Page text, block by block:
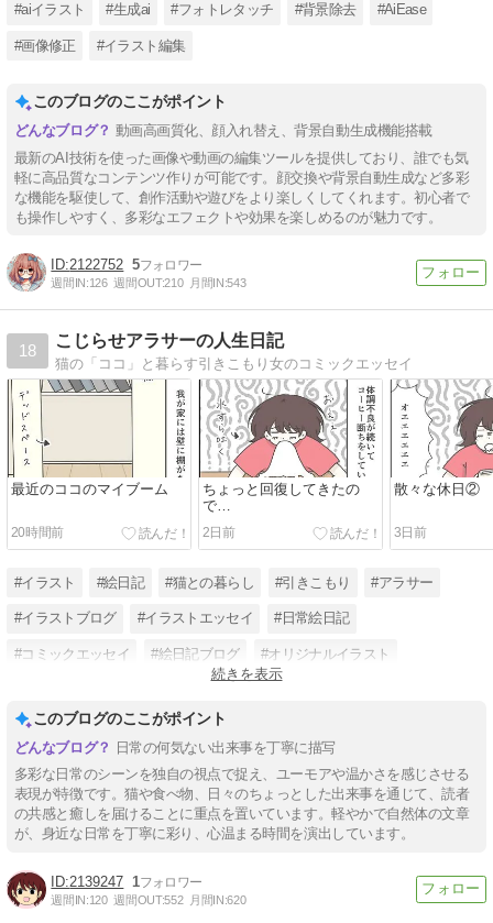
#aiイラスト #生成ai #フォトレタッチ #背景除去 #AiEase
#画像修正 #イラスト編集
このブログのここがポイント
動画高画質化、顔入れ替え、背景自動生成機能搭載
最新のAI技術を使った画像や動画の編集ツールを提供しており、誰でも気
軽に高品質なコンテンツ作りが可能です。顔交換や背景自動生成など多彩
な機能を駆使して、創作活動や遊びをより楽しくしてくれます。初心者で
も操作しやすく、多彩なエフェクトや効果を楽しめるのが魅力です。
2122752 5
週間IN:126 週間OUT:210 月間IN:543
18
こじらせアラサーの人生日記
猫の「ココ」と暮らす引きこもり女のコミックエッセイ
最近のココのマイブーム
20時間前
ちょっと回復してきたの
で…
2日前
散々な休日②
3日前
#イラスト #絵日記 #猫との暮らし #引きこもり #アラサー
#イラストブログ #イラストエッセイ #日常絵日記
#コミックエッセイ #絵日記ブログ #オリジナルイラスト
続きを表示
このブログのここがポイント
日常の何気ない出来事を丁寧に描写
多彩な日常のシーンを独自の視点で捉え、ユーモアや温かさを感じさせる
表現が特徴です。猫や食べ物、日々のちょっとした出来事を通じて、読者
の共感と癒しを届けることに重点を置いています。軽やかで自然体の文章
が、身近な日常を丁寧に彩り、心温まる時間を演出しています。
2139247 1
週間IN:120 週間OUT:552 月間IN:620